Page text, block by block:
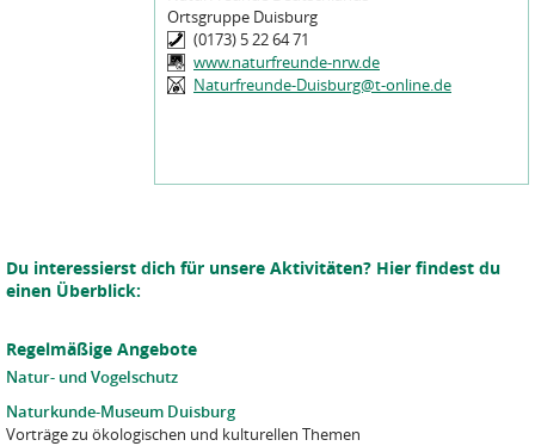
Ortsgruppe Duisburg
(0173) 5 22 64 71
www.naturfreunde-nrw.de
Naturfreunde-Duisburg@t-online.de
Du interessierst dich für unsere Aktivitäten? Hier findest du
einen Überblick:
Regelmäßige Angebote
Natur- und Vogelschutz
Naturkunde-Museum Duisburg
Vorträge zu ökologischen und kulturellen Themen